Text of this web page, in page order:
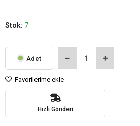
Stok: 7
Adet
Favorilerime ekle
Hızlı Gönderi